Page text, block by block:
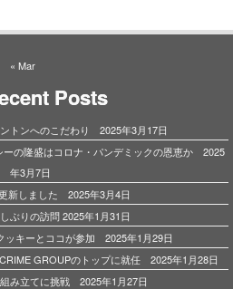
« Mar
Posts
トンへのこだわり 2025年3月17日
ーの隆盛はコロナ・パンデミックの恩恵か 2025
年3月7日
新しました 2025年3月4日
ぶりの訪問 2025年1月31日
ッキーとココが参加 2025年1月29日
GROUPのトップに就任 2025年1月28日
み立てに挑戦 2025年1月27日